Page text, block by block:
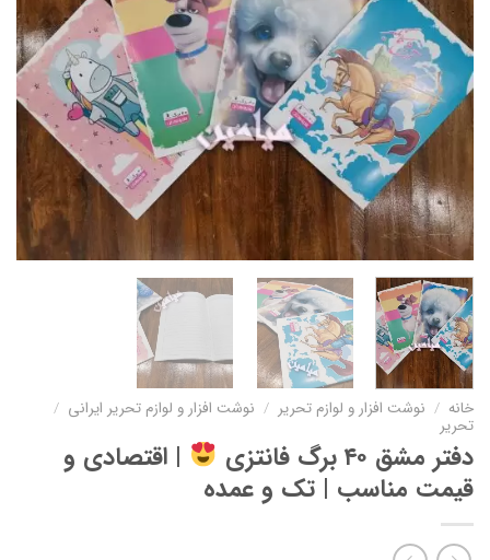
خانه / نوشت افزار و لوازم تحریر / نوشت افزار و لوازم تحریر ایرانی /
تحریر
دفتر مشق ۴۰ برگ فانتزی
| اقتصادی و
قیمت مناسب | تک و عمده